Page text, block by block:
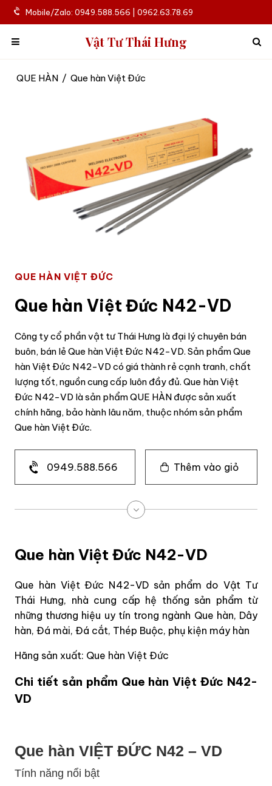
Mobile/Zalo: 0949.588.566 | 0962.63.78.69
Vật Tư Thái Hưng
QUE HÀN / Que hàn Việt Đức
QUE HÀN VIỆT ĐỨC
Que hàn Việt Đức N42-VD
Công ty cổ phần vật tư Thái Hưng là đại lý chuyên bán
buôn, bán lẻ Que hàn Việt Đức N42-VD. Sản phẩm Que
hàn Việt Đức N42-VD có giá thành rẻ cạnh tranh, chất
lượng tốt, nguồn cung cấp luôn đầy đủ. Que hàn Việt
Đức N42-VD là sản phẩm QUE HÀN được sản xuất
chính hãng, bảo hành lâu năm, thuộc nhóm sản phẩm
Que hàn Việt Đức.
0949.588.566 Thêm vào giỏ
Que hàn Việt Đức N42-VD
Que hàn Việt Đức N42-VD sản phẩm do Vật Tư
Thái Hưng, nhà cung cấp hệ thống sản phẩm từ
những thương hiệu uy tín trong ngành Que hàn, Dây
hàn, Đá mài, Đá cắt, Thép Buộc, phụ kiện máy hàn
Hãng sản xuất: Que hàn Việt Đức
Chi tiết sản phẩm Que hàn Việt Đức N42-
VD
Que hàn VIỆT ĐỨC N42 – VD
Tính năng nổi bật